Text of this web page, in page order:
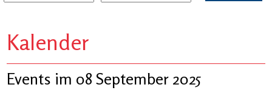
Kalender
Events im 08 September 2025